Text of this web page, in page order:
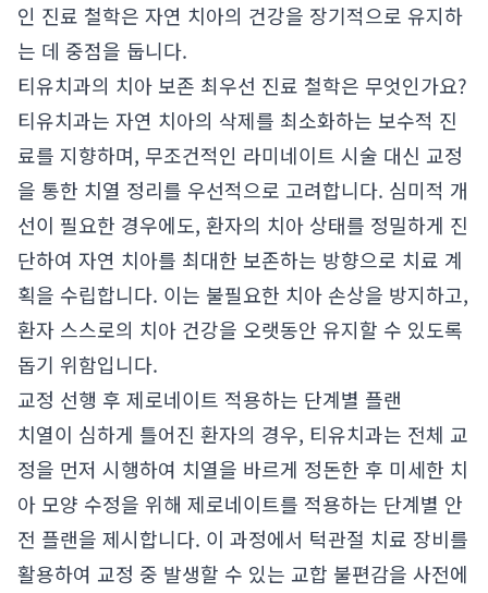
인 진료 철학은 자연 치아의 건강을 장기적으로 유지하
는 데 중점을 둡니다.
티유치과의 치아 보존 최우선 진료 철학은 무엇인가요?
티유치과는 자연 치아의 삭제를 최소화하는 보수적 진
료를 지향하며, 무조건적인 라미네이트 시술 대신 교정
을 통한 치열 정리를 우선적으로 고려합니다. 심미적 개
선이 필요한 경우에도, 환자의 치아 상태를 정밀하게 진
단하여 자연 치아를 최대한 보존하는 방향으로 치료 계
획을 수립합니다. 이는 불필요한 치아 손상을 방지하고,
환자 스스로의 치아 건강을 오랫동안 유지할 수 있도록
돕기 위함입니다.
교정 선행 후 제로네이트 적용하는 단계별 플랜
치열이 심하게 틀어진 환자의 경우, 티유치과는 전체 교
정을 먼저 시행하여 치열을 바르게 정돈한 후 미세한 치
아 모양 수정을 위해 제로네이트를 적용하는 단계별 안
전 플랜을 제시합니다. 이 과정에서 턱관절 치료 장비를
활용하여 교정 중 발생할 수 있는 교합 불편감을 사전에